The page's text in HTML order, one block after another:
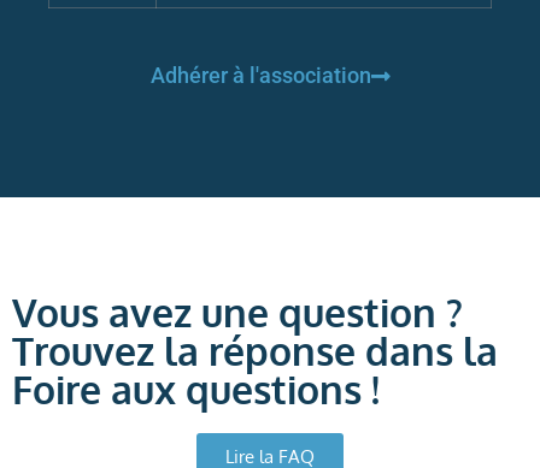
Adhérer à l'association
Vous avez une question ?
Trouvez la réponse dans la
Foire aux questions !
Lire la FAQ